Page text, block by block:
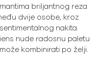
briljantnog reza
dvije osobe, kroz
nakita.
nude radosnu paletu
kombinirati po želji.